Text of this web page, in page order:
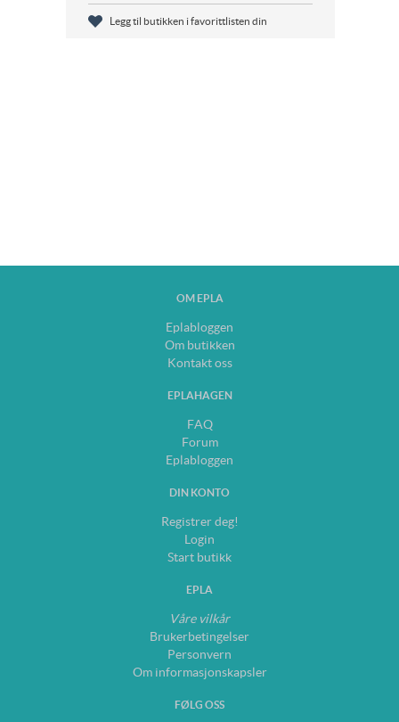
Legg til butikken i favorittlisten din
OM EPLA
Eplabloggen
Om butikken
Kontakt oss
EPLAHAGEN
FAQ
Forum
Eplabloggen
DIN KONTO
Registrer deg!
Login
Start butikk
EPLA
Våre vilkår
Brukerbetingelser
Personvern
Om informasjonskapsler
FØLG OSS